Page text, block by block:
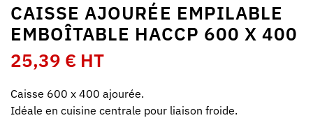
CAISSE AJOURÉE EMPILABLE
EMBOÎTABLE HACCP 600 X 400
25,39 € HT
Caisse 600 x 400 ajourée.
Idéale en cuisine centrale pour liaison froide.